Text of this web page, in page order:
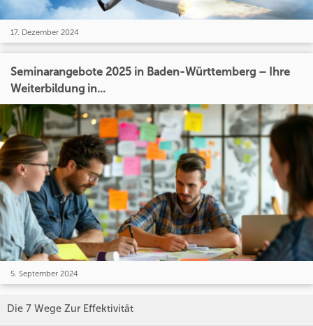
17. Dezember 2024
Seminarangebote 2025 in Baden-Württemberg – Ihre
Weiterbildung in...
5. September 2024
Die 7 Wege Zur Effektivität